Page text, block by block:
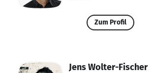
Zum Profil
Jens Wolter-Fischer